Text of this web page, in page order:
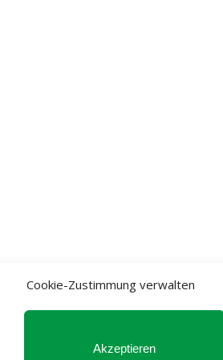
Cookie-Zustimmung verwalten
Akzeptieren